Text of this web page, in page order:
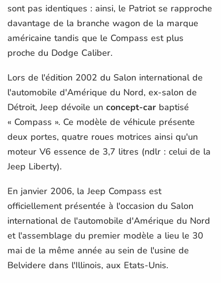
sont pas identiques : ainsi, le Patriot se rapproche
davantage de la branche wagon de la marque
américaine tandis que le Compass est plus
proche du Dodge Caliber.
Lors de l'édition 2002 du Salon international de
l'automobile d'Amérique du Nord, ex-salon de
Détroit, Jeep dévoile un concept-car baptisé
« Compass ». Ce modèle de véhicule présente
deux portes, quatre roues motrices ainsi qu'un
moteur V6 essence de 3,7 litres (ndlr : celui de la
Jeep Liberty).
En janvier 2006, la Jeep Compass est
officiellement présentée à l'occasion du Salon
international de l'automobile d'Amérique du Nord
et l'assemblage du premier modèle a lieu le 30
mai de la même année au sein de l'usine de
Belvidere dans l'Illinois, aux Etats-Unis.